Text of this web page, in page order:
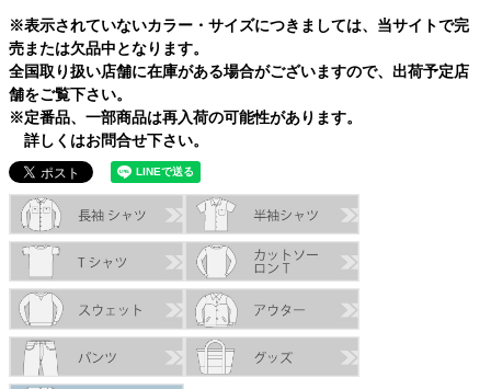
※表示されていないカラー・サイズにつきましては、当サイトで完
売または欠品中となります。
全国取り扱い店舗に在庫がある場合がございますので、出荷予定店
舗をご覧下さい。
※定番品、一部商品は再入荷の可能性があります。
詳しくはお問合せ下さい。